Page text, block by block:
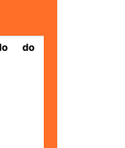
do